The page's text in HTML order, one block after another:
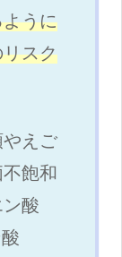
うに
スク
えご
飽和
酸